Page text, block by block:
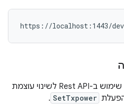
https://localhost:1443/
התרחיש הבא לדוגמה מציג שימוש ב-Rest API לשינוי עוצמת
SetTxpower
.